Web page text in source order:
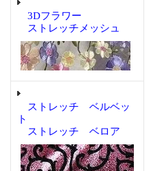
3Dフラワー
ストレッチメッシュ
ストレッチ ベルベッ
ト
ストレッチ ベロア